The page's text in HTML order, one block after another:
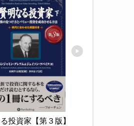
る投資家【第３版】